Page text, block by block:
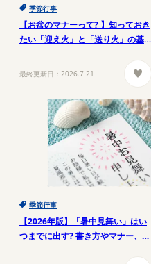
季節行事
【お盆のマナーって? 】知っておき
たい「迎え火」と「送り火」の基
最終更新日： 2026.7.21
季節行事
【2026年版】「暑中見舞い」はい
つまでに出す? 書き方やマナー、例